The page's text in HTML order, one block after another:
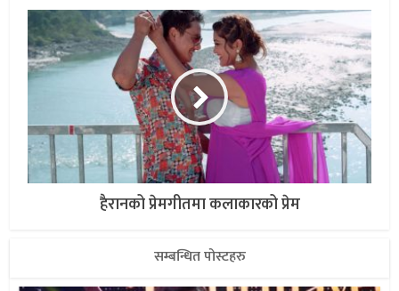
हैरानको प्रेमगीतमा कलाकारको प्रेम
सम्बन्धित पोस्टहरु